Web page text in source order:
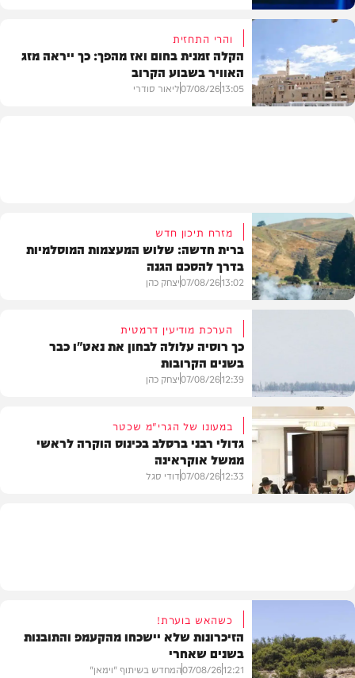
פוליטי
והרי התחזית
הקלה זמנית בחום ואז מהפך: כך ייראה מזג
האוויר בשבוע הקרוב
13:05
07/08/26ליאור סודרי
מזרח תיכון חדש
ברית חדשה: שלוש המעצמות המוסלמיות
בדרך להסכם הגנה
13:02
07/08/26יצחק כהן
הערכת מודיעין דרמטית
כך רוסיה עלולה לבחון את נאט"ו כבר
בשנים הקרובות
12:39
07/08/26יצחק כהן
במעונו של הגרי"מ שכטר
גדולי רבני ברסלב בכינוס הוקרה לראשי
ממשל אוקראינה
12:33
07/08/26דודי סגל
כשהאש בוערת!
הזיכרונות שלא יישכחו מהקעמפ והתובנות
בשנים שאחרי
12:21
07/08/26המחדש בשיתוף "וימאן"